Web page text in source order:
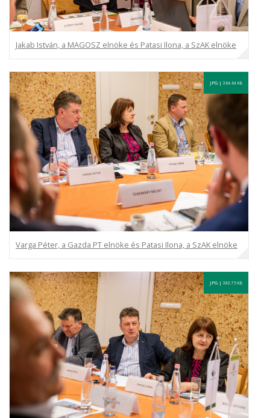
Jakab István, a MAGOSZ elnöke és Patasi Ilona, a SzAK elnöke
JPG | 364.64 KB
Varga Péter, a Gazda PT elnöke és Patasi Ilona, a SzAK elnöke
JPG | 380.75 KB